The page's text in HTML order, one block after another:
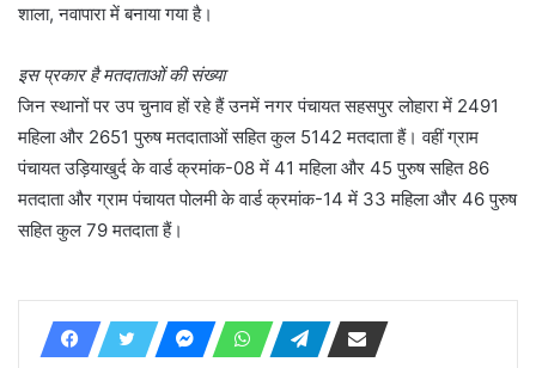
शाला, नवापारा में बनाया गया है।
इस प्रकार है मतदाताओं की संख्या
जिन स्थानों पर उप चुनाव हों रहे हैं उनमें नगर पंचायत सहसपुर लोहारा में 2491
महिला और 2651 पुरुष मतदाताओं सहित कुल 5142 मतदाता हैं। वहीं ग्राम
पंचायत उड़ियाखुर्द के वार्ड क्रमांक-08 में 41 महिला और 45 पुरुष सहित 86
मतदाता और ग्राम पंचायत पोलमी के वार्ड क्रमांक-14 में 33 महिला और 46 पुरुष
सहित कुल 79 मतदाता हैं।